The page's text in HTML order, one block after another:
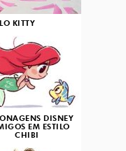
KITTY
DISNEY
EM ESTILO
CHIBI